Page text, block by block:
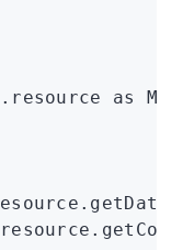
.resource as
.getData
resource